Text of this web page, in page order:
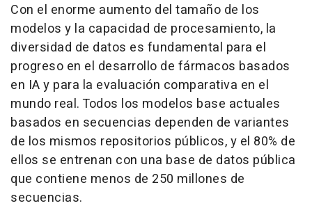
Con el enorme aumento del tamaño de los
modelos y la capacidad de procesamiento, la
diversidad de datos es fundamental para el
progreso en el desarrollo de fármacos basados
en IA y para la evaluación comparativa en el
mundo real. Todos los modelos base actuales
basados en secuencias dependen de variantes
de los mismos repositorios públicos, y el 80% de
ellos se entrenan con una base de datos pública
que contiene menos de 250 millones de
secuencias.